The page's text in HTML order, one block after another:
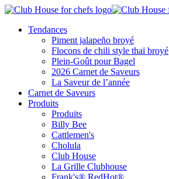
Tendances
Piment jalapeño broyé
Flocons de chili style thaï broyé
Plein-Goût pour Bagel
2026 Carnet de Saveurs
La Saveur de l’année
Carnet de Saveurs
Produits
Produits
Billy Bee
Cattlemen's
Cholula
Club House
La Grille Clubhouse
Frank's® RedHot®